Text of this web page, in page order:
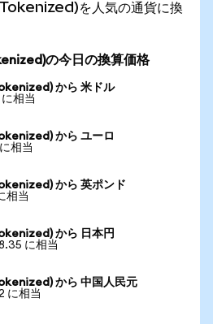
を人気の通貨に換
の今日の換算価格
から 米ドル
相当
から ユーロ
相当
から 英ポンド
相当
から 日本円
に相当
から 中国人民元
に相当